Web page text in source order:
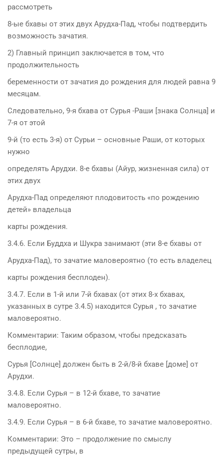
рассмотреть
8-ые бхавы от этих двух Арудха-Пад, чтобы подтвердить
возможность зачатия.
2) Главный принцип заключается в том, что
продолжительность
беременности от зачатия до рождения для людей равна 9
месяцам.
Следовательно, 9-я бхава от Сурья -Раши [знака Солнца] и
7-я от этой
9-й (то есть 3-я) от Сурьи – основные Раши, от которых
нужно
определять Арудхи. 8-е бхавы (Айур, жизненная сила) от
этих двух
Арудха-Пад определяют плодовитость «по рождению
детей» владельца
карты рождения.
3.4.6. Если Буддха и Шукра занимают (эти 8-е бхавы от
Арудха-Пад), то зачатие маловероятно (то есть владелец
карты рождения бесплоден).
3.4.7. Если в 1-й или 7-й бхавах (от этих 8-х бхавах,
указанных в сутре 3.4.5) находится Сурья , то зачатие
маловероятно.
Комментарии: Таким образом, чтобы предсказать
бесплодие,
Сурья [Солнце] должен быть в 2-й/8-й бхаве [доме] от
Арудхи.
3.4.8. Если Сурья – в 12-й бхаве, то зачатие
маловероятно.
3.4.9. Если Сурья – в 6-й бхаве, то зачатие маловероятно.
Комментарии: Это – продолжение по смыслу
предыдущей сутры, в